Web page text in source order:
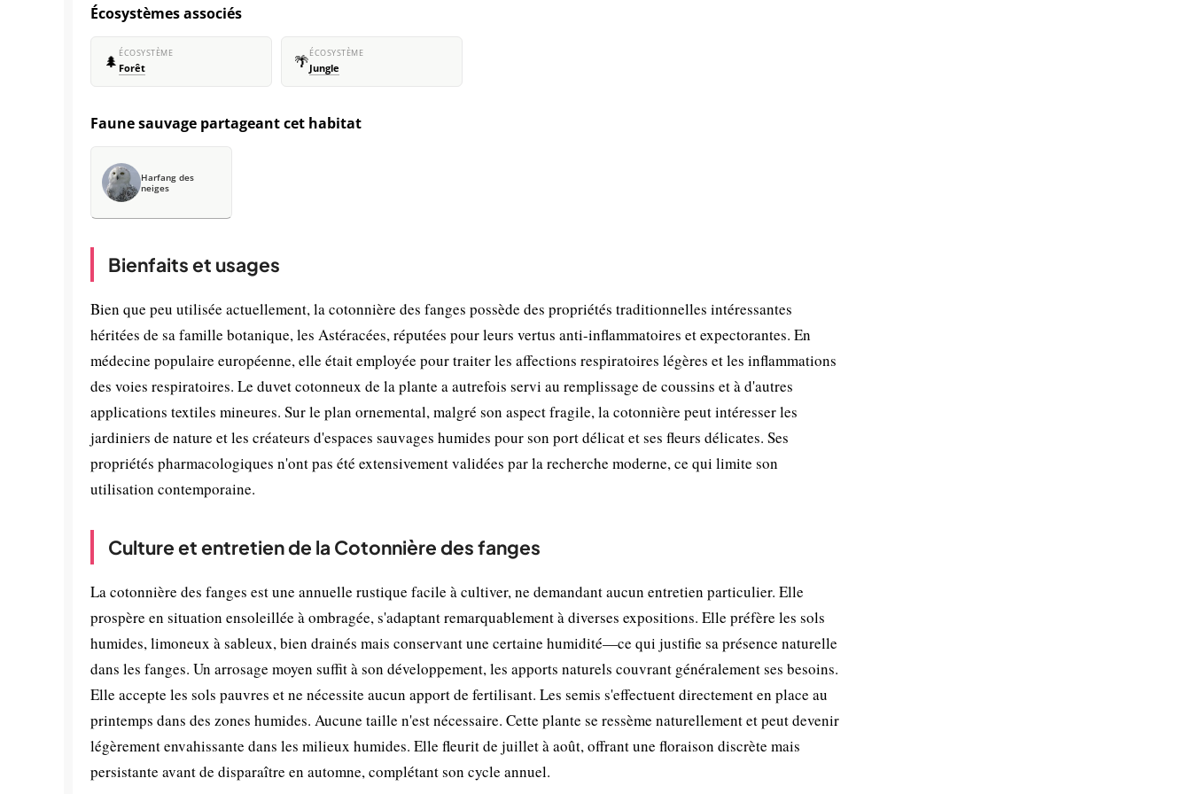
Écosystèmes associés
🌲 ÉCOSYSTÈME
Forêt 🌴ÉCOSYSTÈME
Jungle
Faune sauvage partageant cet habitat
Harfang des
neiges
Bienfaits et usages
Bien que peu utilisée actuellement, la cotonnière des fanges possède des propriétés traditionnelles intéressantes
héritées de sa famille botanique, les Astéracées, réputées pour leurs vertus anti-inflammatoires et expectorantes. En
médecine populaire européenne, elle était employée pour traiter les affections respiratoires légères et les inflammations
des voies respiratoires. Le duvet cotonneux de la plante a autrefois servi au remplissage de coussins et à d'autres
applications textiles mineures. Sur le plan ornemental, malgré son aspect fragile, la cotonnière peut intéresser les
jardiniers de nature et les créateurs d'espaces sauvages humides pour son port délicat et ses fleurs délicates. Ses
propriétés pharmacologiques n'ont pas été extensivement validées par la recherche moderne, ce qui limite son
utilisation contemporaine.
Culture et entretien de la Cotonnière des fanges
La cotonnière des fanges est une annuelle rustique facile à cultiver, ne demandant aucun entretien particulier. Elle
prospère en situation ensoleillée à ombragée, s'adaptant remarquablement à diverses expositions. Elle préfère les sols
humides, limoneux à sableux, bien drainés mais conservant une certaine humidité—ce qui justifie sa présence naturelle
dans les fanges. Un arrosage moyen suffit à son développement, les apports naturels couvrant généralement ses besoins.
Elle accepte les sols pauvres et ne nécessite aucun apport de fertilisant. Les semis s'effectuent directement en place au
printemps dans des zones humides. Aucune taille n'est nécessaire. Cette plante se ressème naturellement et peut devenir
légèrement envahissante dans les milieux humides. Elle fleurit de juillet à août, offrant une floraison discrète mais
persistante avant de disparaître en automne, complétant son cycle annuel.